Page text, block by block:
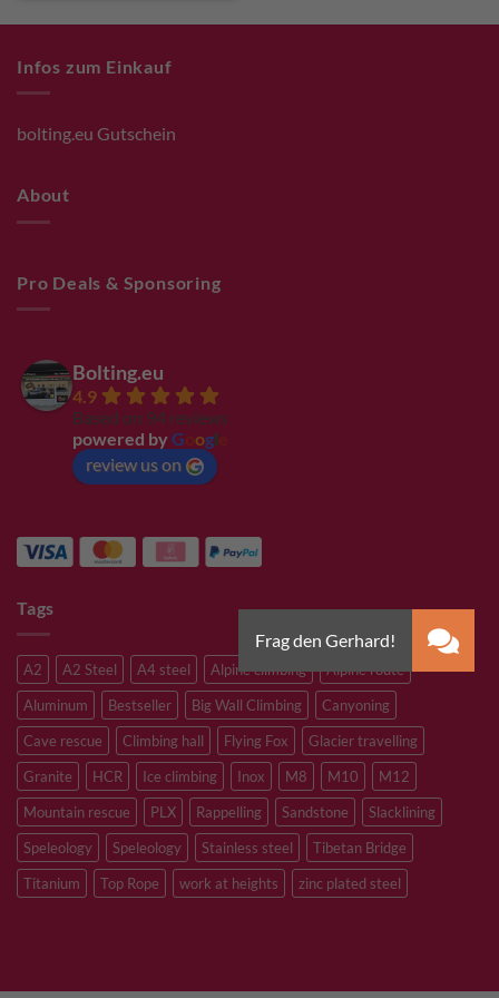
Infos zum Einkauf
bolting.eu Gutschein
About
Pro Deals & Sponsoring
Bolting.eu
4.9
Based on 94 reviews
powered by G ogl
review us on
Tags
A2 A2 Steel A4 steel Alpine climbing
Alpine route
Aluminum
Bestseller Big Wall Climbing
Canyoning
Cave rescue
Climbing hall Flying Fox
Glacier travelling
Granite
HCR Ice climbing Inox M8 M10
M12
Mountain rescue
PLX Rappelling Sandstone
Slacklining
Speleology
Speleology Stainless steel
Tibetan Bridge
Titanium
Top Rope work at heights zinc plated steel